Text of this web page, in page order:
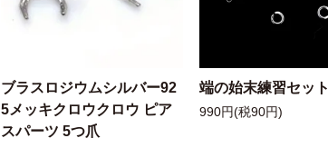
ブラスロジウムシルバー92
5メッキクロウクロウ ピア
スパーツ 5つ爪
端の始末練習セット
990円(税90円)